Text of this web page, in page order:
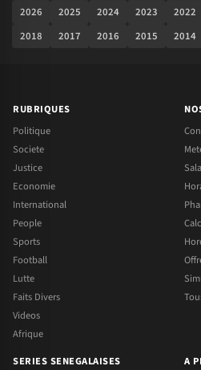
2026 2025 2024 2023 2022
2018
2017 2016 2015 2014
RUBRIQUES
Politique
Societe
Justice
Economie
International
People
Sports
Football
Lutte
Faits Divers
Videos
Afrique
SERIES SENEGALAISES
A